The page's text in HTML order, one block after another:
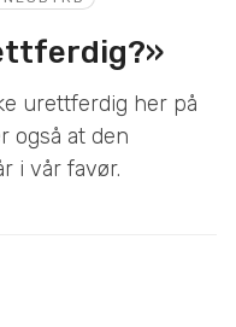
urettferdig her på
også at den
i vår favør.